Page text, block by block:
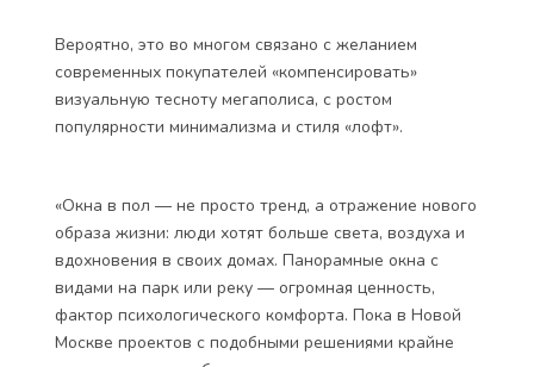
Вероятно, это во многом связано с желанием
современных покупателей «компенсировать»
визуальную тесноту мегаполиса, с ростом
популярности минимализма и стиля «лофт».
«Окна в пол — не просто тренд, а отражение нового
образа жизни: люди хотят больше света, воздуха и
вдохновения в своих домах. Панорамные окна с
видами на парк или реку — огромная ценность,
фактор психологического комфорта. Пока в Новой
Москве проектов с подобными решениями крайне